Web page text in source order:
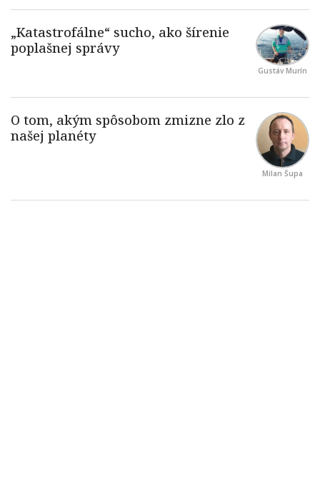
Gustáv Murín
Milan Šupa